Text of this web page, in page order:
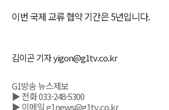
이번 국제 교류 협약 기간은 5년입니다.
김이곤 기자 yigon@g1tv.co.kr
G1방송 뉴스제보
▶ 전화 033-248-5300
▶ 이메일 g1news@g1tv.co.kr